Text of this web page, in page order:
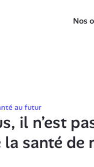
Nos
au futur
il n’est
santé de